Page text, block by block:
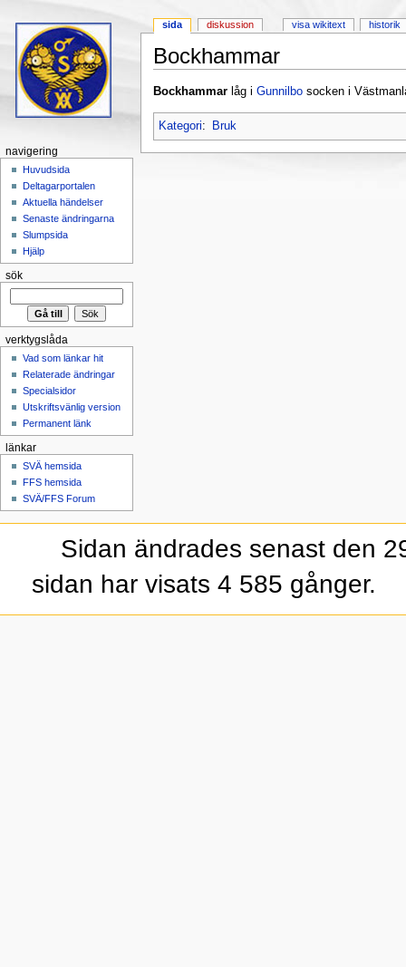
Bockhammar
Bockhammarlåg i Gunnilbosocken i
Kategori: Bruk
sida diskussion visa wikitext historik
navigering
Huvudsida
Deltagarportalen
Aktuella händelser
Senaste ändringarna
Slumpsida
Hjälp
sök
verktygslåda
Vad som länkar hit
Relaterade ändringar
Specialsidor
Utskriftsvänlig version
Permanent länk
länkar
SVÄ hemsida
FFS hemsida
SVÄ/FFS Forum
Sidan ändrades senast den
sidan har visats 4 585 gånger.